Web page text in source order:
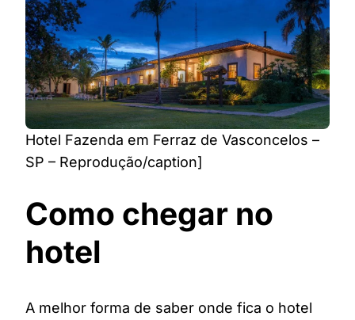
Hotel Fazenda em Ferraz de Vasconcelos –
SP – Reprodução/caption]
Como chegar no
hotel
A melhor forma de saber onde fica o hotel